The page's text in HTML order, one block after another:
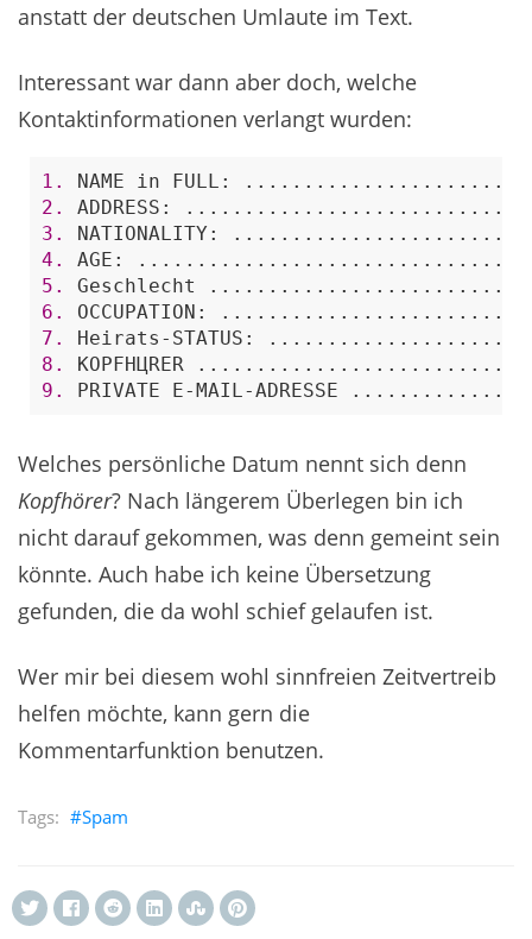
anstatt der deutschen Umlaute im Text.
Interessant war dann aber doch, welche
Kontaktinformationen verlangt wurden:
1.
2.
3.
4.
5.
6.
7.
8.
9.
Welches persönliche Datum nennt sich denn
Kopfhörer? Nach längerem Überlegen bin ich
nicht darauf gekommen, was denn gemeint sein
könnte. Auch habe ich keine Übersetzung
gefunden, die da wohl schief gelaufen ist.
Wer mir bei diesem wohl sinnfreien Zeitvertreib
helfen möchte, kann gern die
Kommentarfunktion benutzen.
Spam